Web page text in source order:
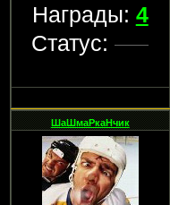
Награды: 4
Статус:
ШаШмаРкаНчик